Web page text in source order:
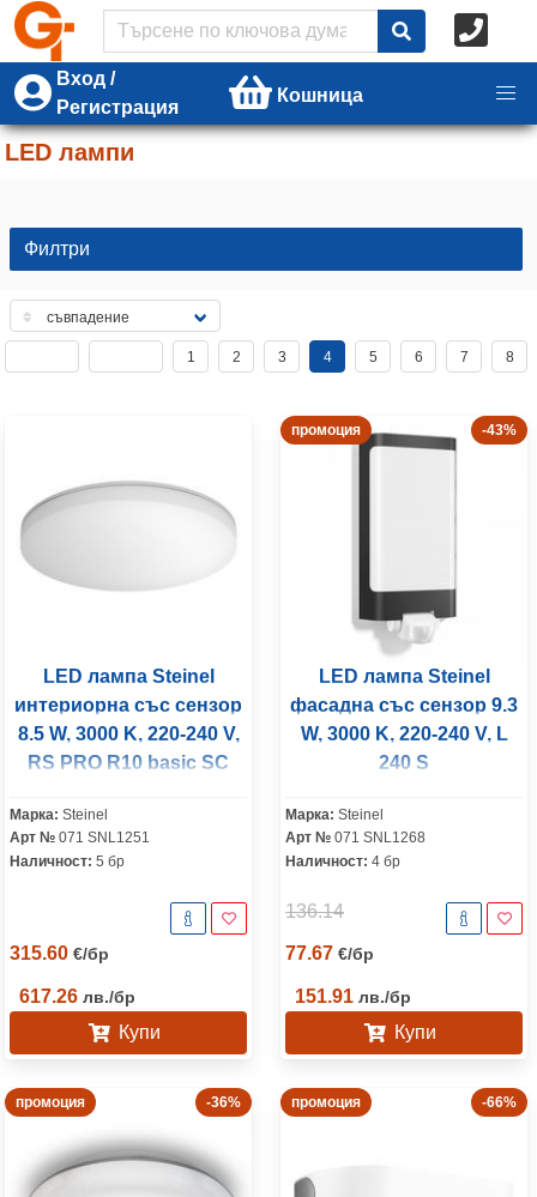
Вход /
Регистрация
Кошница
LED лампи
Филтри
1 2 3 4 5 6 7 8
LED лампа Steinel
интериорна със сензор
8.5 W, 3000 K, 220-240 V,
RS PRO R10 basic SC
Марка: Steinel
Арт № 071 SNL1251
Наличност: 5 бр
315.60 €/бр
617.26 лв./бр
Купи
промоция -43%
LED лампа Steinel
фасадна със сензор 9.3
W, 3000 K, 220-240 V, L
240 S
Марка: Steinel
Арт № 071 SNL1268
Наличност: 4 бр
136.14
77.67 €/бр
151.91 лв./бр
Купи
промоция -36% промоция -66%